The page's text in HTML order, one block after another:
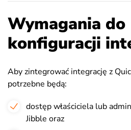
Wymagania do
konfiguracji
Aby zintegrować integrację z
potrzebne będą:
dostęp właściciela lub
Jibble oraz